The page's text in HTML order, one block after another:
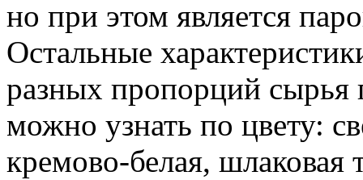
но при этом является
Остальные
разных пропорций сырья
можно узнать по цвету:
кремово-белая, шлаковая